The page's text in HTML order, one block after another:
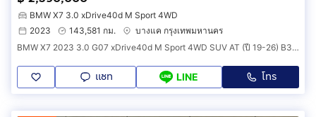
BMW X7 3.0 xDrive40d M Sport 4WD
2023
143,581 กม.
บางแค กรุงเทพมหานคร
BMW X7 2023 3.0 G07 xDrive40d M Sport 4WD SUV AT (ปี 19-26) B3388
แชท LINE โทร